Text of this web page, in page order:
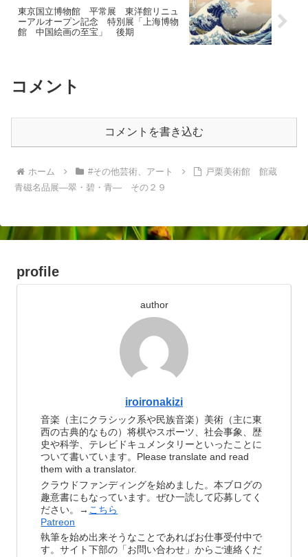
東京国立博物館 平常展 東洋館リニュ
ーアルオープン記念 特別展「上海博物
館 中国絵画の至宝」 後期
コメント
コメントを書き込む
ホーム #その他芸術、アート
戸栗美術館 館蔵
青磁名品展―翠・碧・青― その２９
profile
author
iroironakizi
音楽（主にクラシック系や民族音楽）美術（主に東
西の古典的なもの）将棋やスポーツ、社会事象、歴
史や科学、テレビドキュメンタリーといったことに
ついて書いています。Please translate and read
them with a translator.
クラウドファンディングを始めました。本ブログの
趣意書にもなっています。ぜひ一読して応募してく
ださい。→ こちら
Patreon
執筆を始め出来そうなことであればお仕事受付中で
す。サイト下部の「お問い合わせ」からご連絡くだ